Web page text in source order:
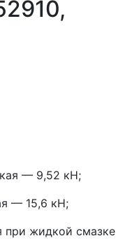
— 9,52 кН;
— 15,6 кН;
при жидкой смазке